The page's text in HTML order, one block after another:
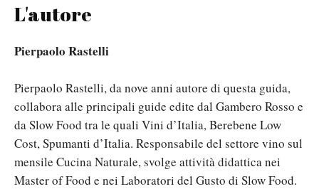
L'autore
Pierpaolo Rastelli
Pierpaolo Rastelli, da nove anni autore di questa guida,
collabora alle principali guide edite dal Gambero Rosso e
da Slow Food tra le quali Vini d’Italia, Berebene Low
Cost, Spumanti d’Italia. Responsabile del settore vino sul
mensile Cucina Naturale, svolge attività didattica nei
Master of Food e nei Laboratori del Gusto di Slow Food.